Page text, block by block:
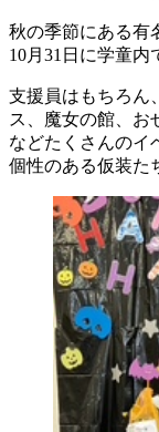
秋の季節にある有
10月31日に学童
支援員はもちろん
ス、魔女の館、お
などたくさんのイ
個性のある仮装た